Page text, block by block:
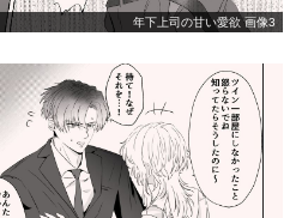
年下上司の甘い愛欲 画像3